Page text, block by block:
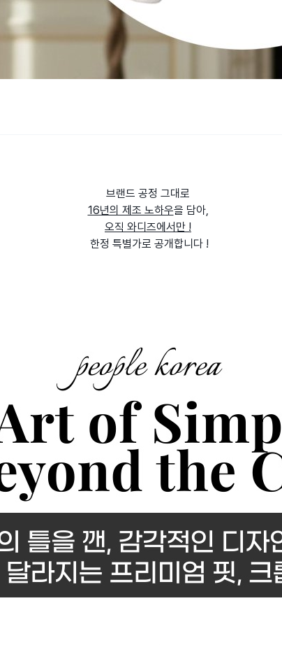
브랜드 공정 그대로
16년의 제조 노하우을 담아,
오직 와디즈에서만 !
한정 특별가로 공개합니다 !